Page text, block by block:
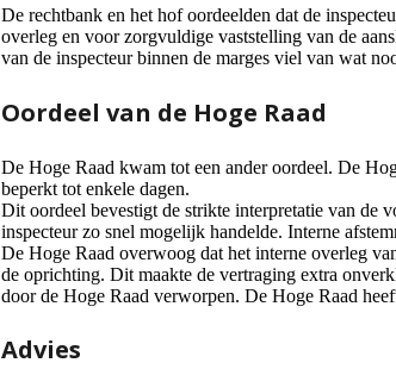
De rechtbank en het hof oordeelden dat de
overleg en voor zorgvuldige vaststelling van de
van de inspecteur binnen de marges viel van wat
Oordeel van de Hoge Raad
De Hoge Raad kwam tot een ander oordeel. De
beperkt tot enkele dagen.
Dit oordeel bevestigt de strikte interpretatie van de
inspecteur zo snel mogelijk handelde. Interne
De Hoge Raad overwoog dat het interne overleg
de oprichting. Dit maakte de vertraging extra
door de Hoge Raad verworpen. De Hoge Raad
Advies